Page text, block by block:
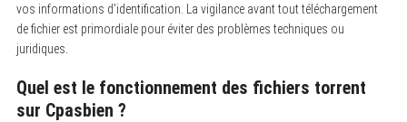
vos informations d’identification. La vigilance avant tout téléchargement
de fichier est primordiale pour éviter des problèmes techniques ou
juridiques.
Quel est le fonctionnement des fichiers torrent
sur Cpasbien ?